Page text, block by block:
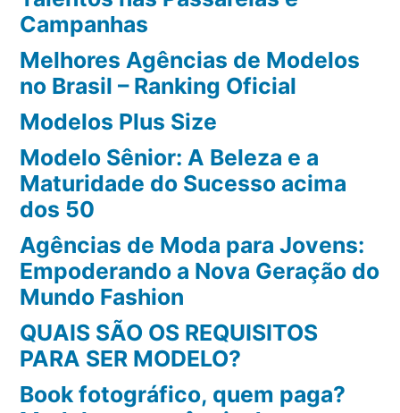
Campanhas
Melhores Agências de Modelos
no Brasil – Ranking Oficial
Modelos Plus Size
Modelo Sênior: A Beleza e a
Maturidade do Sucesso acima
dos 50
Agências de Moda para Jovens:
Empoderando a Nova Geração do
Mundo Fashion
QUAIS SÃO OS REQUISITOS
PARA SER MODELO?
Book fotográfico, quem paga?